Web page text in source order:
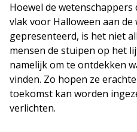
Hoewel de
vlak voor Halloween aan de
gepresenteerd, is het niet
mensen de stuipen op het
namelijk om te ontdekken
vinden. Zo hopen ze
toekomst kan worden
verlichten.